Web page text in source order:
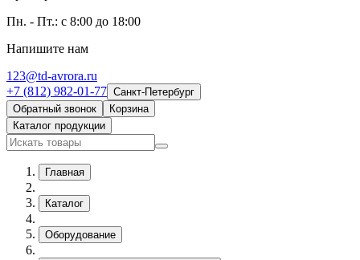
Пн. - Пт.: с 8:00 до 18:00
Напишите нам
123@td-avrora.ru
+7 (812) 982-01-77 Санкт-Петербург
Обратный звонок
Корзина
Каталог продукции
Главная
Каталог
Оборудование